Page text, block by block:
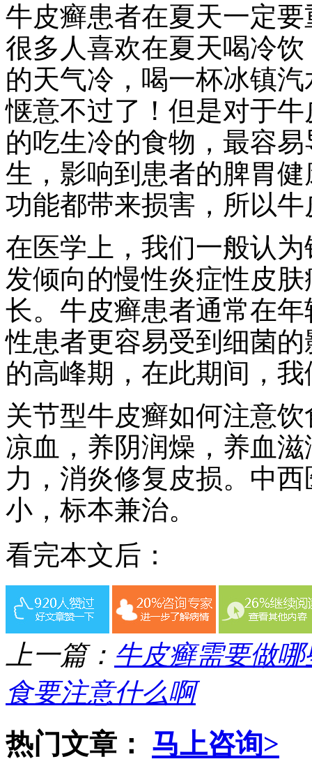
牛皮癣患者在夏天一定
很多人喜欢在夏天喝冷
的天气冷，喝一杯冰镇
惬意不过了！但是对于
的吃生冷的食物，最容
生，影响到患者的脾胃
功能都带来损害，所以
在医学上，我们一般认
发倾向的慢性炎症性皮
长。牛皮癣患者通常在
性患者更容易受到细菌
的高峰期，在此期间，
关节型牛皮癣如何注意
凉血，养阴润燥，养血
力，消炎修复皮损。中
小，标本兼治。
看完本文后：
上一篇： 牛皮癣需要做
食要注意什么啊
热门文章： 马上咨询>